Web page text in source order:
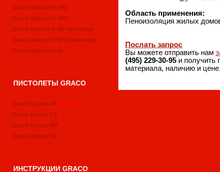
Graсo Reactor H-XP2
Graco Reactor H-XP3
Graco Reactor E-30i (автоном)
Graco Reactor E-XP2i (автоном)
Graco Reactor H-50
ПИСТОЛЕТЫ GRACO
Graco Fusion AP Хит продаж
Graco Fusion CS
Graco Fusion MP
Graco Probler P2
ИНСТРУКЦИИ GRACO
Область применения:
Пеноизоляция жилых
Послать запрос
Вы можете отправить нам
(495) 229-30-95 и получить
материала, наличию и